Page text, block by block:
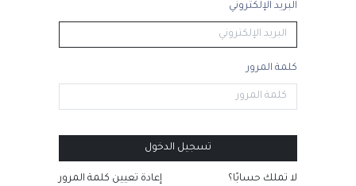
البريد الإلكتروني
كلمة المرور
تسجيل الدخول
لا تملك حسابًا؟ إعادة تعيين كلمة المرور